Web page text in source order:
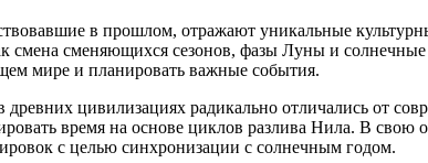
в прошлом, отражают уникальные
смена сменяющихся сезонов, фазы Луны и
мире и планировать важные события.
древних цивилизациях радикально отличались от
время на основе циклов разлива Нила. В
с целью синхронизации с солнечным годом.